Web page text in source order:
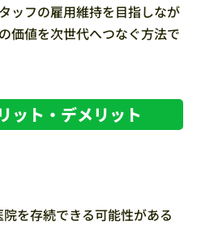
ッフの雇用維持を目指しなが
価値を次世代へつなぐ方法で
ット・デメリット
を存続できる可能性がある